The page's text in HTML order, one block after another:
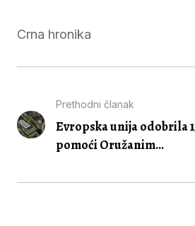
Crna hronika
Prethodni članak
Evropska unija odobrila
pomoći Oružanim...